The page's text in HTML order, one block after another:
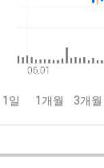
1일 1개월 3개월